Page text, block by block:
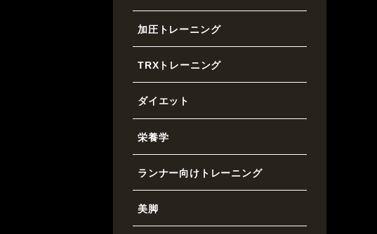
加圧トレーニング
TRXトレーニング
ダイエット
栄養学
ランナー向けトレーニング
美脚